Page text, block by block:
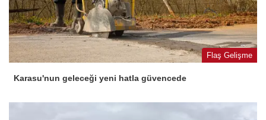
Flaş Gelişme
Karasu'nun geleceği yeni hatla güvencede